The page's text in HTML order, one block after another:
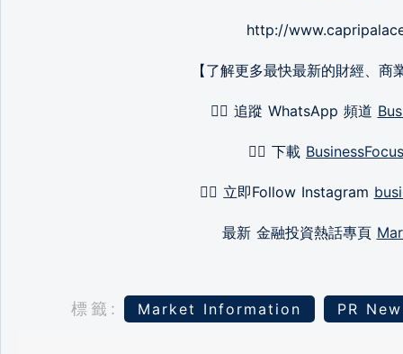
http://
【了解更多最快最新的財經、商
👉🏻 追蹤 WhatsApp 頻道
👉🏻 下載
👉🏻 立即Follow Instagram
最新 金融投資熱話專頁
標籤: Market Information PR